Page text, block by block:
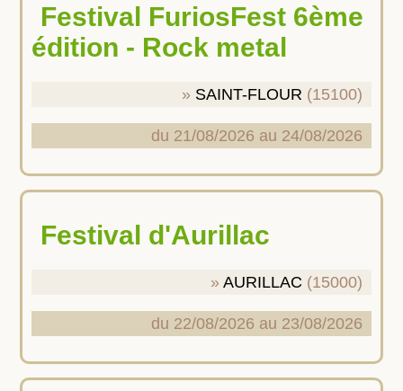
Festival FuriosFest 6ème
édition - Rock metal
SAINT-FLOUR (15100)
du 21/08/2026 au 24/08/2026
Festival d'Aurillac
AURILLAC (15000)
du 22/08/2026 au 23/08/2026